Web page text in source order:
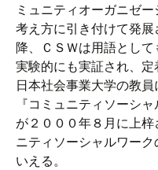
ミュニティオーガニゼ
考え方に引き付けて発
降、ＣＳＷは用語とし
実験的にも実証され、定
日本社会事業大学の教
『コミュニティソーシ
が２０００年８月に上
ニティソーシャルワー
いえる。